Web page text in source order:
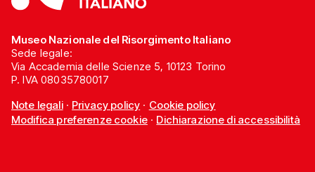
Museo Nazionale del Risorgimento Italiano
Sede legale:
Via Accademia delle Scienze 5, 10123 Torino
P. IVA 08035780017
Note legali· Privacy policy · Cookie policy
Modifica preferenze cookie· Dichiarazione di accessibilità